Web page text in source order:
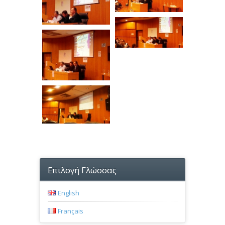
Επιλογή Γλώσσας
English
Français